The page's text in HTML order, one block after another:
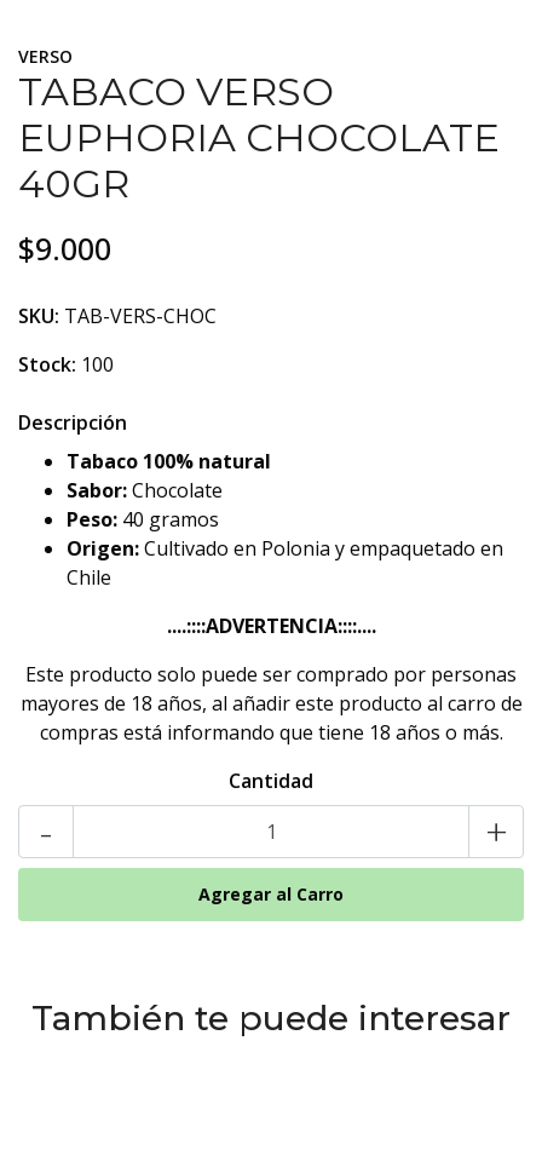
VERSO
TABACO VERSO
EUPHORIA CHOCOLATE
40GR
$9.000
SKU: TAB-VERS-CHOC
Stock: 100
Descripción
Tabaco 100% natural
Sabor:Chocolate
Peso: 40 gramos
Origen:Cultivado en Polonia y empaquetado en
Chile
....::::ADVERTENCIA::::....
Este producto solo puede ser comprado por personas
mayores de 18 años, al añadir este producto al carro de
compras está informando que tiene 18 años o más.
Cantidad
- +
También te puede interesar